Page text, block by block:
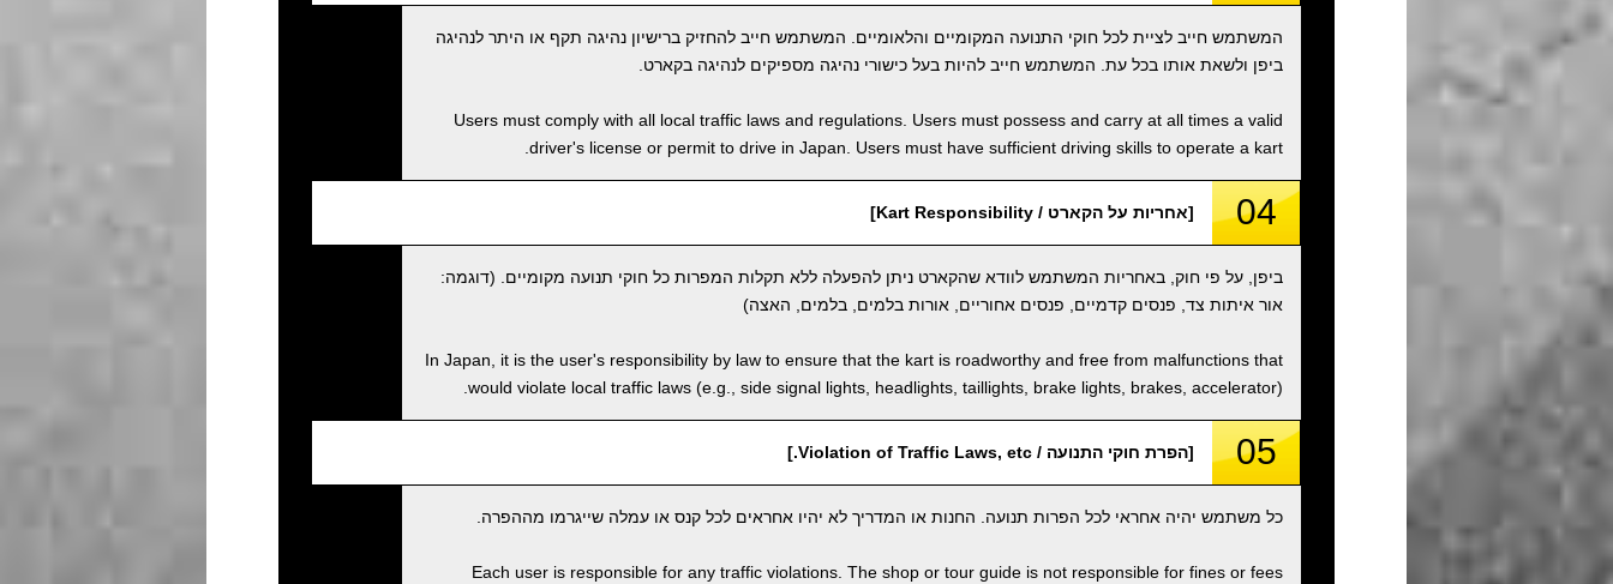
המשתמש חייב לציית לכל חוקי התנועה המקומיים והלאומיים. המשתמש חייב להחזיק ברישיון נהיגה תקף או היתר לנהיגה
ביפן ולשאת אותו בכל עת. המשתמש חייב להיות בעל כישורי נהיגה מספיקים לנהיגה בקארט.
Users must comply with all local traffic laws and regulations. Users must possess and carry at all times a valid
driver's license or permit to drive in Japan. Users must have sufficient driving skills to operate a kart.
04 [אחריות על הקארט / Kart Responsibility]
ביפן, על פי חוק, באחריות המשתמש לוודא שהקארט ניתן להפעלה ללא תקלות המפרות כל חוקי תנועה מקומיים. (דוגמה:
אור איתות צד, פנסים קדמיים, פנסים אחוריים, אורות בלמים, בלמים, האצה)
In Japan, it is the user's responsibility by law to ensure that the kart is roadworthy and free from malfunctions that
would violate local traffic laws (e.g., side signal lights, headlights, taillights, brake lights, brakes, accelerator).
05 [הפרת חוקי התנועה / Violation of Traffic Laws, etc.]
כל משתמש יהיה אחראי לכל הפרות תנועה. החנות או המדריך לא יהיו אחראים לכל קנס או עמלה שייגרמו מההפרה.
Each user is responsible for any traffic violations. The shop or tour guide is not responsible for fines or fees